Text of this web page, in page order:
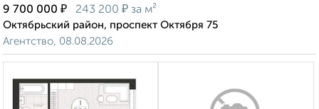
9 700 000 ₽ 243 200 ₽ за м²
Октябрьский район, проспект Октября 75
Агентство, 08.08.2026